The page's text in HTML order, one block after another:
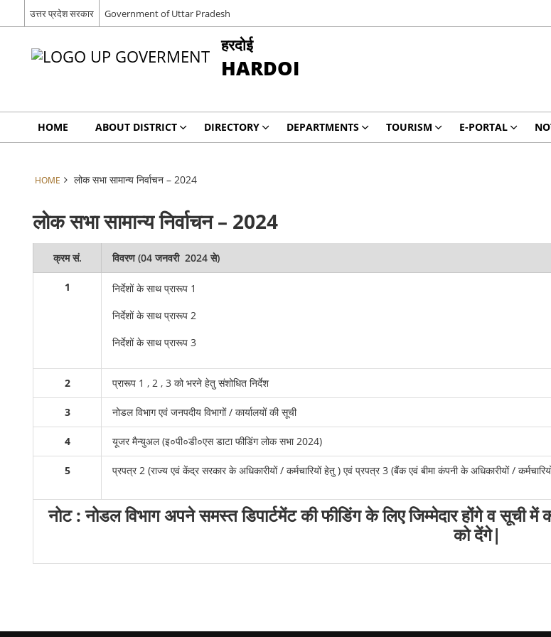
उत्तर प्रदेश सरकार Government of Uttar Pradesh
हरदोई
HARDOI
HOME ABOUT DISTRICT DIRECTORY DEPARTMENTS TOURISM E-PORTAL
HOME लोक सभा सामान्य निर्वाचन – 2024
लोक सभा सामान्य निर्वाचन – 2024
क्रम सं. विवरण (04 जनवरी 2024 से)
1
निर्देशों के साथ प्रारूप 1
निर्देशों के साथ प्रारूप 2
निर्देशों के साथ प्रारूप 3
2 प्रारूप 1 , 2 , 3 को भरने हेतु संशोधित निर्देश
3 नोडल विभाग एवं जनपदीय विभागों / कार्यालयों की सूची
4 यूजर मैन्युअल (इ०पी०डी०एस डाटा फीडिंग लोक सभा 2024)
5 प्रपत्र 2 (राज्य एवं केंद्र सरकार के अधिकारीयों / कर्मचारियों हेतु ) एवं प्रपत्र 3 (बैंक एवं बीमा कंपनी के अधिकारीयों /
नोट : नोडल विभाग अपने समस्त डिपार्टमेंट की फीडिंग के लिए जिम्मेदार होंगे व सूची में
को देंगे|